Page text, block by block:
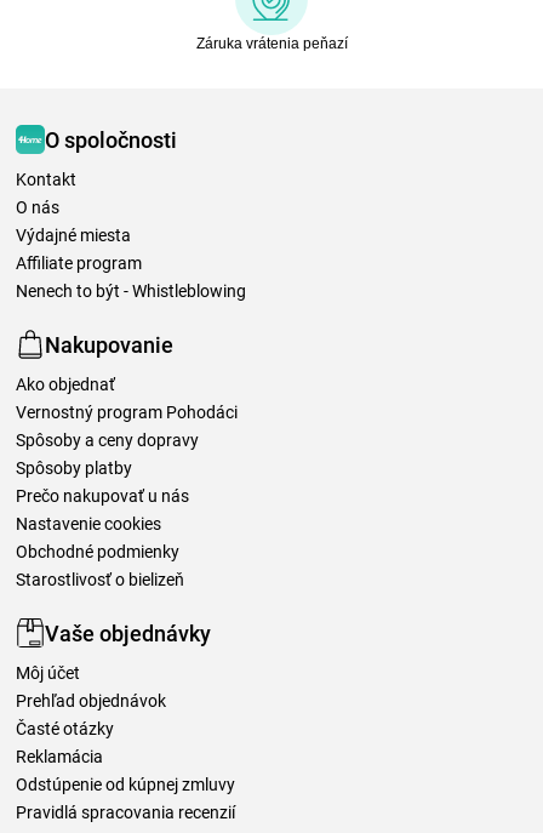
Záruka vrátenia peňazí
O spoločnosti
Kontakt
O nás
Výdajné miesta
Affiliate program
Nenech to být - Whistleblowing
Nakupovanie
Ako objednať
Vernostný program Pohodáci
Spôsoby a ceny dopravy
Spôsoby platby
Prečo nakupovať u nás
Nastavenie cookies
Obchodné podmienky
Starostlivosť o bielizeň
Vaše objednávky
Môj účet
Prehľad objednávok
Časté otázky
Reklamácia
Odstúpenie od kúpnej zmluvy
Pravidlá spracovania recenzií